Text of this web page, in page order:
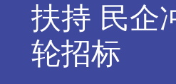
扶持 民企
轮招标